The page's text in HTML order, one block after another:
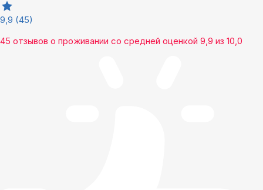
9,9 (45)
45 отзывов о проживании со средней оценкой 9,9 из 10,0